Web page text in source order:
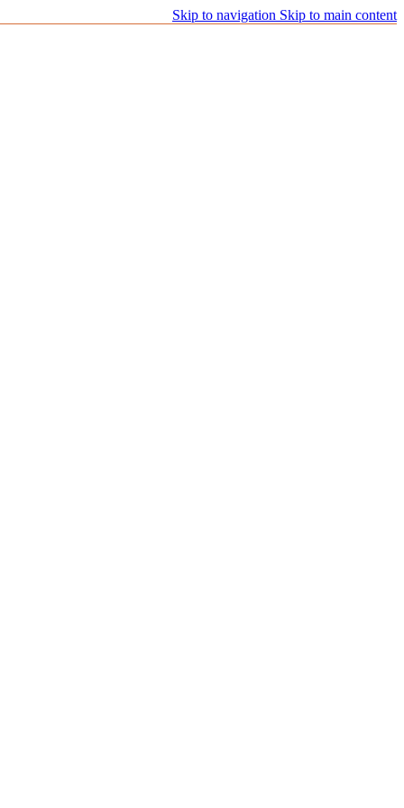
Skip to navigation Skip to main content